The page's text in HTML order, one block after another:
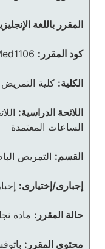
المقرر باللغة
كود المقرر:
الكلية: كلية التمريض
اللائحة الدراسية:
الساعات المعتمدة
القسم: التمريض
إجبارى/إختيارى:
حالة المقرر: مادة
محتوى المقرر: